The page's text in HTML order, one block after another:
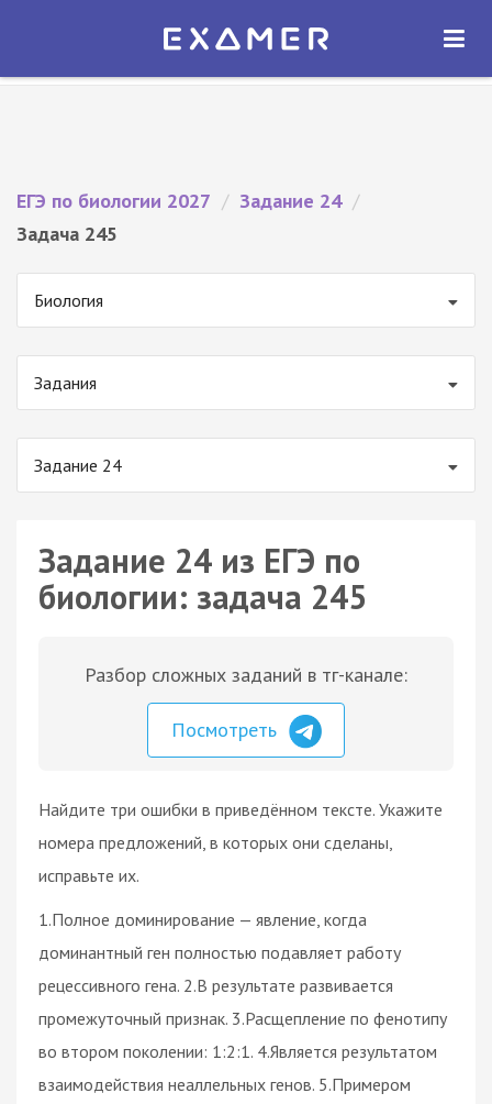
Экзамер — ЕГЭ 2027
ОТКРЫТЬ
ЕГЭ по биологии 2027 / Задание 24 /
Задача 245
Биология
Задания
Задание 24
Задание 24 из ЕГЭ по
биологии: задача 245
Разбор сложных заданий в тг-канале:
Посмотреть
Найдите три ошибки в приведённом тексте. Укажите
номера предложений, в которых они сделаны,
исправьте их.
1.Полное доминирование — явление, когда
доминантный ген полностью подавляет работу
рецессивного гена. 2.В результате развивается
промежуточный признак. 3.Расщепление по фенотипу
во втором поколении: 1:2:1. 4.Является результатом
взаимодействия неаллельных генов. 5.Примером